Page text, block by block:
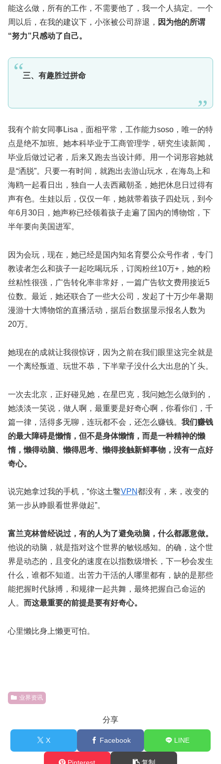
能这么做，所有的工作，不需要他了，我一个人搞定。一个
周以后，在我的建议下，小张被公司辞退， 因为他的所谓
“努力”只感动了自己。
三、有趣胜过拼命
我有个前女同事Lisa，面相平常，工作能力soso，唯一的特
点是绝不加班。她本科毕业于工商管理学，研究生读新闻，
毕业后做过记者，后来又跑去当设计师。用一个词形容她就
是“洒脱”。只要一有时间，就跑出去游山玩水，在海岛上和
海鸥一起看日出，独自一人去西藏朝圣，她把休息日过得有
声有色。生娃以后，仅仅一年，她就带着孩子四处玩，到今
年6月30日，她声称已经领着孩子走遍了国内的博物馆，下
半年要向美国进军。
因为会玩，现在，她已经是国内知名育婴公众号作者，专门
教读者怎么和孩子一起吃喝玩乐，订阅粉丝10万+，她的粉
丝粘性很强，广告转化率非常好，一篇广告软文费用接近5
位数。最近，她还联合了一些大公司，发起了十万少年暑期
漫游十大博物馆的直播活动，据后台数据显示报名人数为
20万。
她现在的成就让我很惊讶，因为之前在我们眼里这完全就是
一个离经叛道、玩世不恭，下半辈子没什么大出息的丫头。
一次去北京，正好碰见她，在星巴克，我问她怎么做到的，
她淡淡一笑说，做人啊，最重要是好奇心啊，你看你们，千
篇一律，活得多无聊，连玩都不会，还怎么赚钱。 我们赚钱
的最大障碍是懒惰，但不是身体懒惰，而是一种精神的懒
惰，懒得动脑、懒得思考、懒得接触新鲜事物，没有一点好
奇心。
说完她拿过我的手机，“你这土鳖VPN都没有，来，改变的
第一步从睁眼看世界做起”。
富兰克林曾经说过，有的人为了避免动脑，什么都愿意做。
他说的动脑，就是指对这个世界的敏锐感知。的确，这个世
界是动态的，且变化的速度在以指数级增长，下一秒会发生
什么，谁都不知道。出苦力干活的人哪里都有，缺的是那些
能把握时代脉搏，和规律一起共舞，最终把握自己命运的
人。 而这最重要的前提是要有好奇心。
心里懒比身上懒更可怕。
业界资讯
分享
X Facebook LINE
Pinterest 复制